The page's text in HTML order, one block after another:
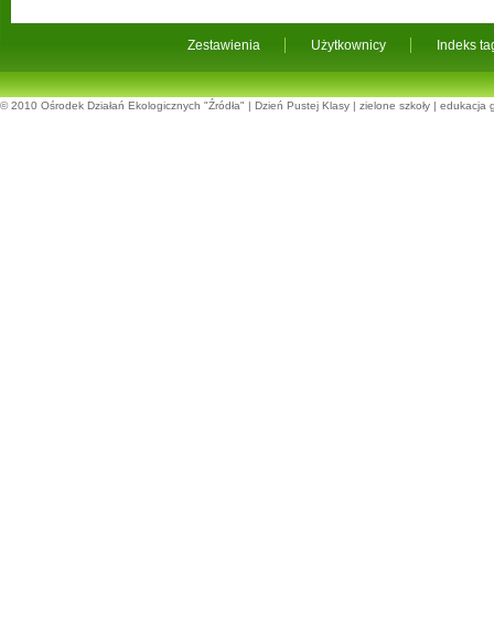
Zestawienia Użytkownicy Indeks
© 2010 Ośrodek Działań Ekologicznych "Źródła" | Dzień Pustej Klasy | zielone szkoły | edukacja